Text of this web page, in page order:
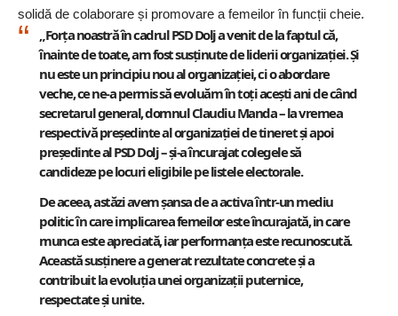
solidă de colaborare și promovare a femeilor în funcții cheie.
„Forța noastră în cadrul PSD Dolj a venit de la faptul că,
înainte de toate, am fost susținute de liderii organizației. Și
nu este un principiu nou al organizației, ci o abordare
veche, ce ne-a permis să evoluăm în toți acești ani de când
secretarul general, domnul Claudiu Manda – la vremea
respectivă președinte al organizației de tineret și apoi
președinte al PSD Dolj – și-a încurajat colegele să
candideze pe locuri eligibile pe listele electorale.
De aceea, astăzi avem șansa de a activa într-un mediu
politic în care implicarea femeilor este încurajată, in care
munca este apreciată, iar performanța este recunoscută.
Această susținere a generat rezultate concrete și a
contribuit la evoluția unei organizații puternice,
respectate și unite.